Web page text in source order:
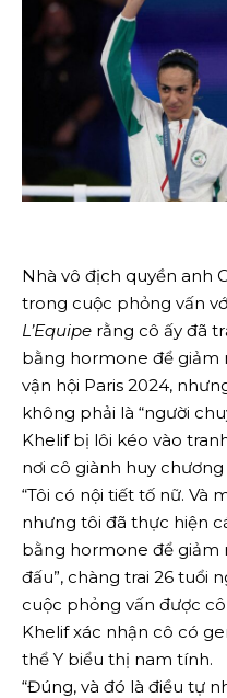
Nhà vô địch quyền anh
trong cuộc phỏng vấn
L’Equipe rằng cô ấy đã
bằng hormone để giảm
vận hội Paris 2024,
không phải là “người
Khelif bị lôi kéo vào
nơi cô giành huy
“Tôi có nội tiết tố nữ. Và
nhưng tôi đã thực hiện
bằng hormone để giảm
đấu”, chàng trai 26 tuổi
cuộc phỏng vấn được
Khelif xác nhận cô có
thể Y biểu thị nam tính.
“Đúng, và đó là điều tự